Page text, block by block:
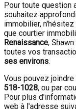
Pour toute question
souhaitez
immobilier,
que courtier
Renaissance,
toutes vos
ses environs.
Vous pouvez joindre
518-1028, ou par
Pour plus
web à l'adresse